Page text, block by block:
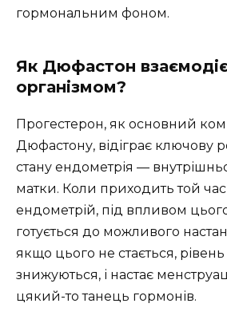
гормональним фоном.
Як Дюфастон
організмом?
Прогестерон, як основний
Дюфастону, відіграє ключову
стану ендометрія —
матки. Коли приходить той
ендометрій, під впливом
готується до можливого
якщо цього не стається,
знижуються, і настає
цякий-то танець гормонів.